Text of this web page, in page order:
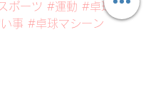
ポーツ #運動 #卓球マ
事 #卓球マシーン